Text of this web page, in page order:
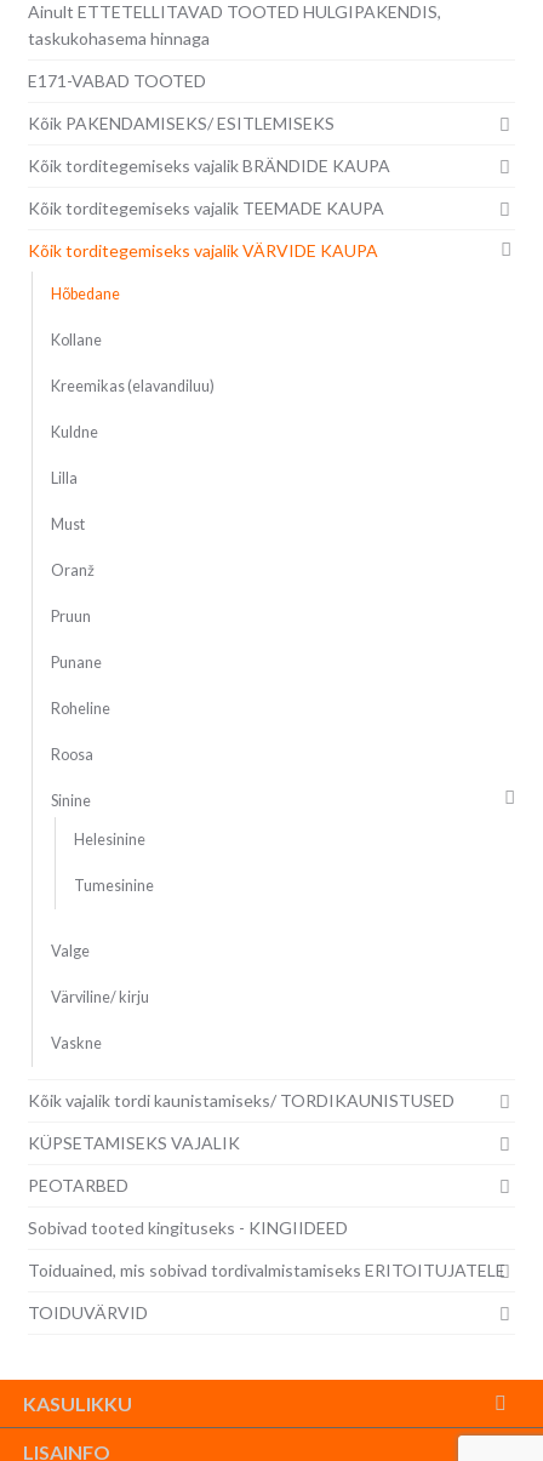
Ainult ETTETELLITAVAD TOOTED HULGIPAKENDIS,
taskukohasema hinnaga
E171-VABAD TOOTED
Kõik PAKENDAMISEKS/ ESITLEMISEKS
Kõik torditegemiseks vajalik BRÄNDIDE KAUPA
Kõik torditegemiseks vajalik TEEMADE KAUPA
Kõik torditegemiseks vajalik VÄRVIDE KAUPA
Hõbedane
Kollane
Kreemikas (elavandiluu)
Kuldne
Lilla
Must
Oranž
Pruun
Punane
Roheline
Roosa
Sinine
Helesinine
Tumesinine
Valge
Värviline/ kirju
Vaskne
Kõik vajalik tordi kaunistamiseks/ TORDIKAUNISTUSED
KÜPSETAMISEKS VAJALIK
PEOTARBED
Sobivad tooted kingituseks - KINGIIDEED
Toiduained, mis sobivad tordivalmistamiseks ERITOITUJATELE
TOIDUVÄRVID
KASULIKKU
LISAINFO